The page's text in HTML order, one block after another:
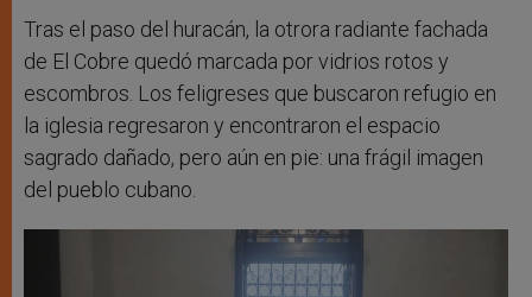
Tras el paso del huracán, la otrora radiante fachada
de El Cobre quedó marcada por vidrios rotos y
escombros. Los feligreses que buscaron refugio en
la iglesia regresaron y encontraron el espacio
sagrado dañado, pero aún en pie: una frágil imagen
del pueblo cubano.